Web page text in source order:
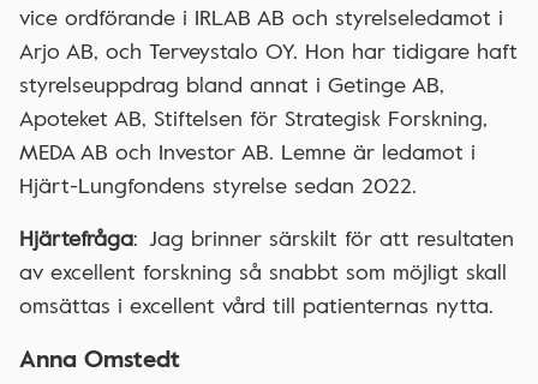
vice ordförande i IRLAB AB och styrelseledamot i
Arjo AB, och Terveystalo OY. Hon har tidigare haft
styrelseuppdrag bland annat i Getinge AB,
Apoteket AB, Stiftelsen för Strategisk Forskning,
MEDA AB och Investor AB. Lemne är ledamot i
Hjärt-Lungfondens styrelse sedan 2022.
Hjärtefråga: Jag brinner särskilt för att resultaten
av excellent forskning så snabbt som möjligt skall
omsättas i excellent vård till patienternas nytta.
Anna Omstedt